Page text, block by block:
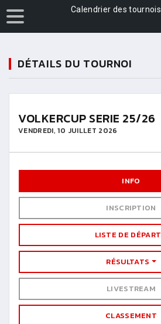
Calendrier des tournois
DÉTAILS DU TOURNOI
VOLKERCUP SERIE 25/26
VENDREDI, 10 JUILLET 2026
INFO
INSCRIPTION
LISTE DE DÉPART
RÉSULTATS
LIVESTREAM
CLASSEMENT